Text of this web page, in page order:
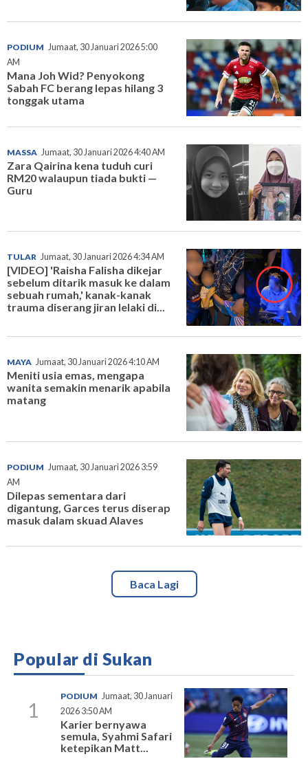
PODIUM Jumaat, 30 Januari 2026 5:00
AM
Mana Joh Wid? Penyokong
Sabah FC berang lepas hilang 3
tonggak utama
MASSA Jumaat, 30 Januari 2026 4:40 AM
Zara Qairina kena tuduh curi
RM20 walaupun tiada bukti —
Guru
TULAR Jumaat, 30 Januari 2026 4:34 AM
[VIDEO] 'Raisha Falisha dikejar
sebelum ditarik masuk ke dalam
sebuah rumah,' kanak-kanak
trauma diserang jiran lelaki di...
MAYA Jumaat, 30 Januari 2026 4:10 AM
Meniti usia emas, mengapa
wanita semakin menarik apabila
matang
PODIUM Jumaat, 30 Januari 2026 3:59
AM
Dilepas sementara dari
digantung, Garces terus diserap
masuk dalam skuad Alaves
Baca Lagi
Popular di Sukan
1
PODIUM Jumaat, 30 Januari
2026 3:50 AM
Karier bernyawa
semula, Syahmi Safari
ketepikan Matt...